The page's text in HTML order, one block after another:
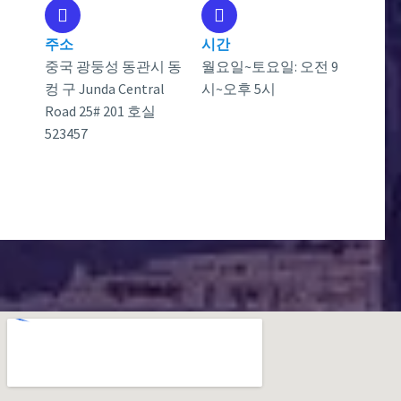
주소
중국 광둥성 동관시 동
컹 구 Junda Central
Road 25# 201 호실
523457
시간
월요일~토요일: 오전 9
시~오후 5시